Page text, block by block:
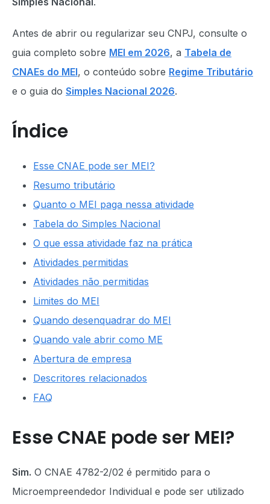
Antes de abrir ou regularizar seu CNPJ, consulte o
guia completo sobre MEI em 2026, a Tabela de
CNAEs do MEI, o conteúdo sobre Regime Tributário
e o guia do Simples Nacional 2026.
Índice
Esse CNAE pode ser MEI?
Resumo tributário
Quanto o MEI paga nessa atividade
Tabela do Simples Nacional
O que essa atividade faz na prática
Atividades permitidas
Atividades não permitidas
Limites do MEI
Quando desenquadrar do MEI
Quando vale abrir como ME
Abertura de empresa
Descritores relacionados
FAQ
Esse CNAE pode ser MEI?
Sim. O CNAE 4782-2/02 é permitido para o
Microempreendedor Individual e pode ser utilizado